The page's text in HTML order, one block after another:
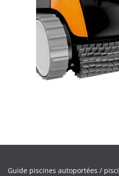
Guide piscines autoportées /